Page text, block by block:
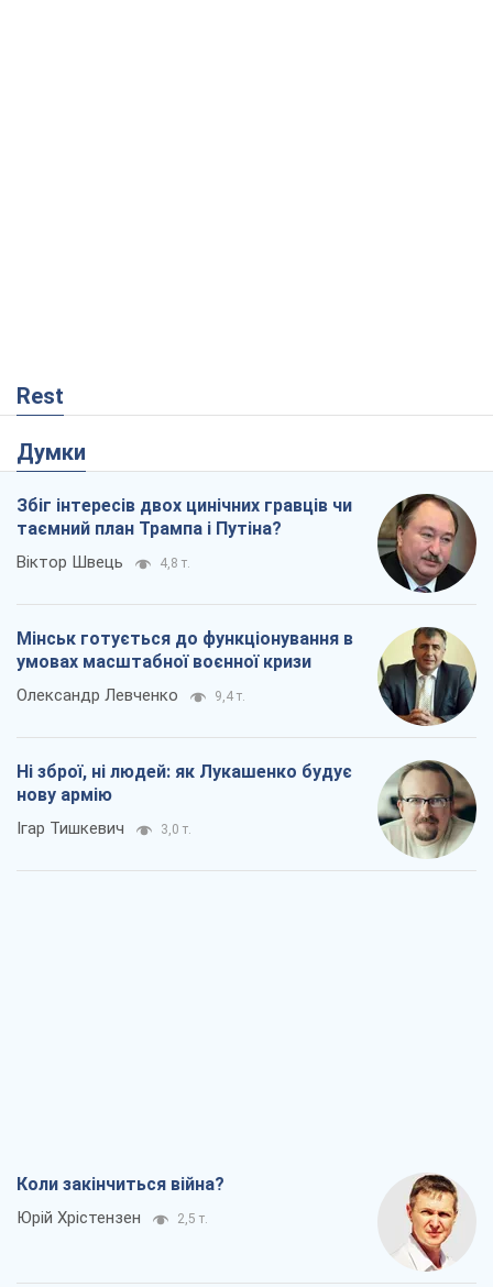
Rest
Думки
Збіг інтересів двох цинічних гравців чи
таємний план Трампа і Путіна?
Віктор Швець 4,8 т.
Мінськ готується до функціонування в
умовах масштабної воєнної кризи
Олександр Левченко 9,4 т.
Ні зброї, ні людей: як Лукашенко будує
нову армію
Ігар Тишкевич 3,0 т.
Коли закінчиться війна?
Юрій Хрістензен 2,5 т.